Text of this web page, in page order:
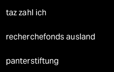
taz zahl ich
recherchefonds ausland
panterstiftung